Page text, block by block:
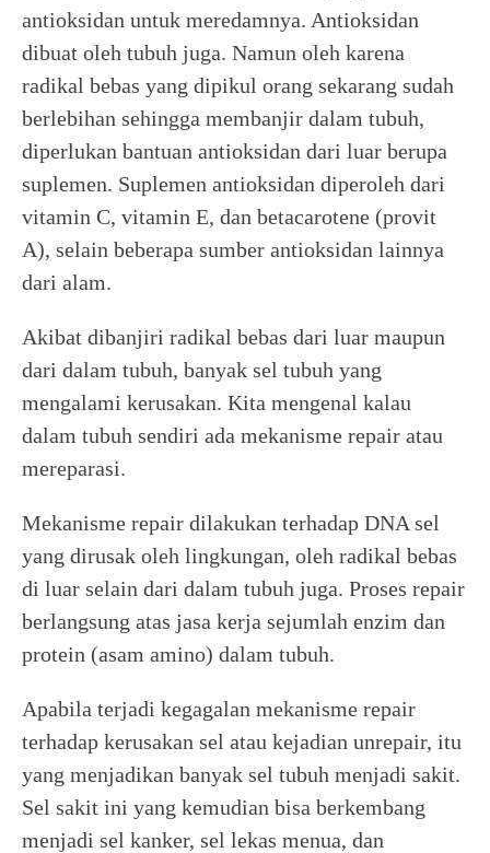
antioksidan untuk meredamnya. Antioksidan
dibuat oleh tubuh juga. Namun oleh karena
radikal bebas yang dipikul orang sekarang sudah
berlebihan sehingga membanjir dalam tubuh,
diperlukan bantuan antioksidan dari luar berupa
suplemen. Suplemen antioksidan diperoleh dari
vitamin C, vitamin E, dan betacarotene (provit
A), selain beberapa sumber antioksidan lainnya
dari alam.
Akibat dibanjiri radikal bebas dari luar maupun
dari dalam tubuh, banyak sel tubuh yang
mengalami kerusakan. Kita mengenal kalau
dalam tubuh sendiri ada mekanisme repair atau
mereparasi.
Mekanisme repair dilakukan terhadap DNA sel
yang dirusak oleh lingkungan, oleh radikal bebas
di luar selain dari dalam tubuh juga. Proses repair
berlangsung atas jasa kerja sejumlah enzim dan
protein (asam amino) dalam tubuh.
Apabila terjadi kegagalan mekanisme repair
terhadap kerusakan sel atau kejadian unrepair, itu
yang menjadikan banyak sel tubuh menjadi sakit.
Sel sakit ini yang kemudian bisa berkembang
menjadi sel kanker, sel lekas menua, dan